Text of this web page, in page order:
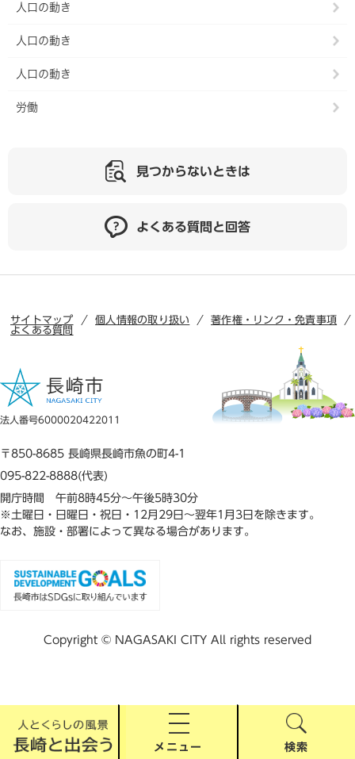
メニュー 検索
人口の動き
人口の動き
人口の動き
労働
見つからないときは
よくある質問と回答
サイトマップ 個人情報の取り扱い
著作権・リンク・免責事項
よくある質問
法人番号6000020422011
〒850-8685 長崎県長崎市魚の町4-1
095-822-8888(代表)
開庁時間 午前8時45分～午後5時30分
※土曜日・日曜日・祝日・12月29日～翌年1月3日を除きます。
なお、施設・部署によって異なる場合があります。
Copyright © NAGASAKI CITY All rights reserved